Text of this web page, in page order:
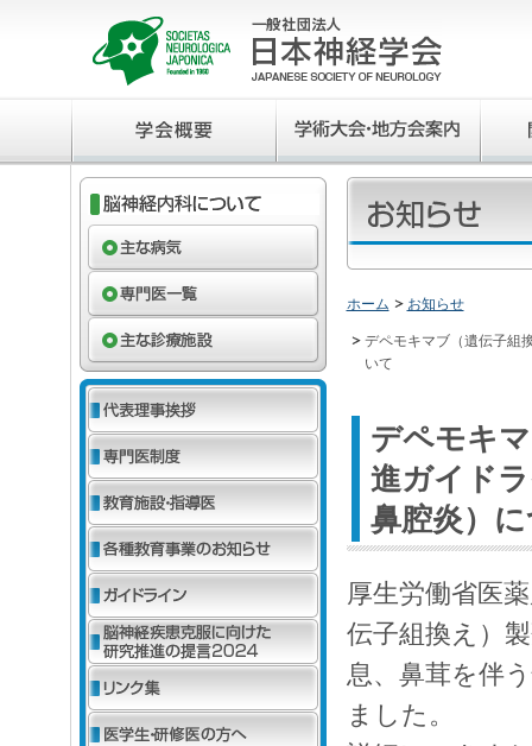
ホーム お知らせ
デペモキマブ（遺伝子組
いて
デペモキ
進ガイド
鼻腔炎）
厚生労働省医
伝子組換え）
息、鼻茸を伴
ました。